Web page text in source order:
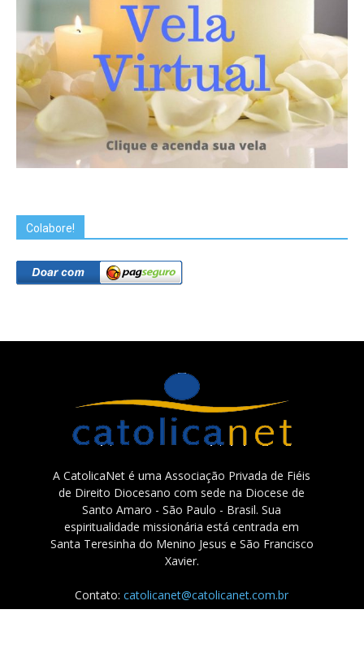
Colabore!
A CatolicaNet é uma Associação Privada de Fiéis
de Direito Diocesano com sede na Diocese de
Santo Amaro - São Paulo - Brasil. Sua
espiritualidade missionária está centrada em
Santa Teresinha do Menino Jesus e São Francisco
Xavier.
Contato:catolicanet@catolicanet.com.br